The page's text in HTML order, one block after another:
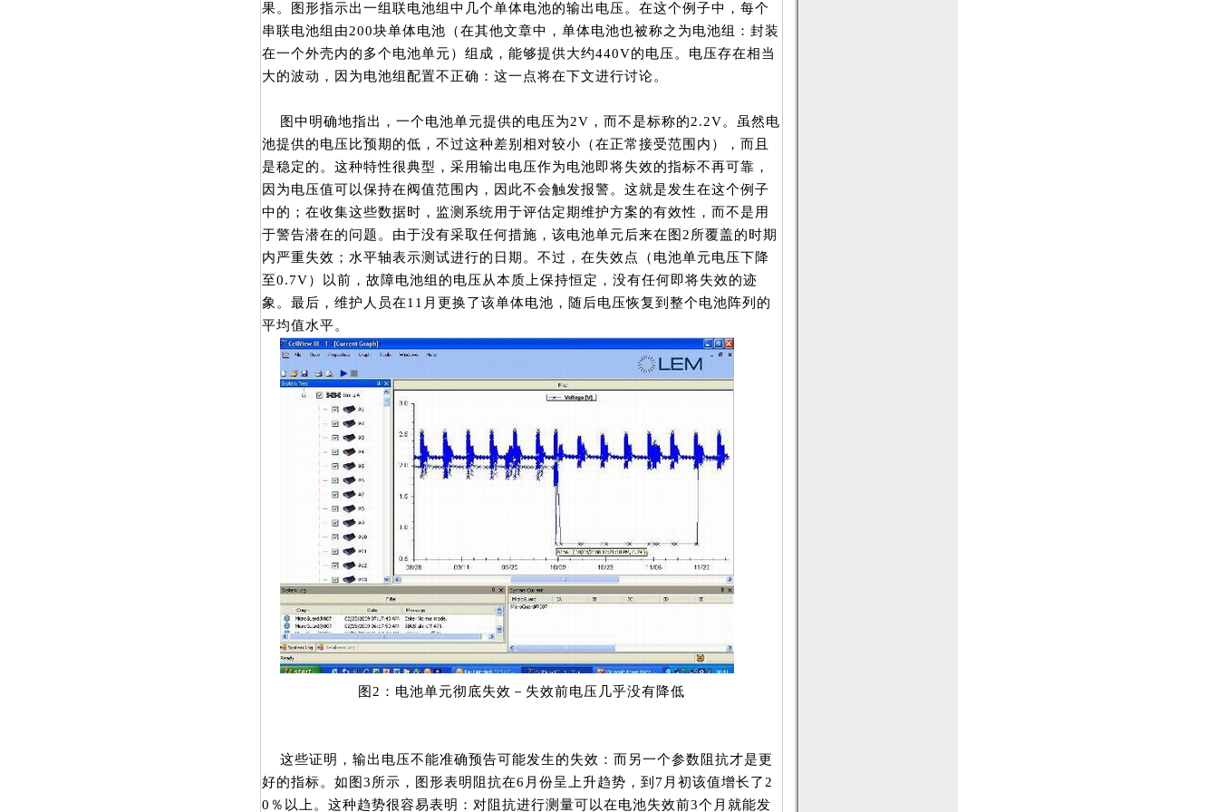
果。图形指示出一组联电池组中几个单体电池的输出电压。在这个例子中，每个
串联电池组由200块单体电池（在其他文章中，单体电池也被称之为电池组：封装
在一个外壳内的多个电池单元）组成，能够提供大约440V的电压。电压存在相当
大的波动，因为电池组配置不正确：这一点将在下文进行讨论。
图中明确地指出，一个电池单元提供的电压为2V，而不是标称的2.2V。虽然电
池提供的电压比预期的低，不过这种差别相对较小（在正常接受范围内），而且
是稳定的。这种特性很典型，采用输出电压作为电池即将失效的指标不再可靠，
因为电压值可以保持在阀值范围内，因此不会触发报警。这就是发生在这个例子
中的；在收集这些数据时，监测系统用于评估定期维护方案的有效性，而不是用
于警告潜在的问题。由于没有采取任何措施，该电池单元后来在图2所覆盖的时期
内严重失效；水平轴表示测试进行的日期。不过，在失效点（电池单元电压下降
至0.7V）以前，故障电池组的电压从本质上保持恒定，没有任何即将失效的迹
象。最后，维护人员在11月更换了该单体电池，随后电压恢复到整个电池阵列的
平均值水平。
图2：电池单元彻底失效－失效前电压几乎没有降低
这些证明，输出电压不能准确预告可能发生的失效：而另一个参数阻抗才是更
好的指标。如图3所示，图形表明阻抗在6月份呈上升趋势，到7月初该值增长了2
0％以上。这种趋势很容易表明：对阻抗进行测量可以在电池失效前3个月就能发